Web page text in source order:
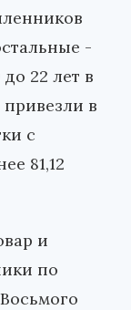
-
22 лет в
привезли в
с
81,12
и
по